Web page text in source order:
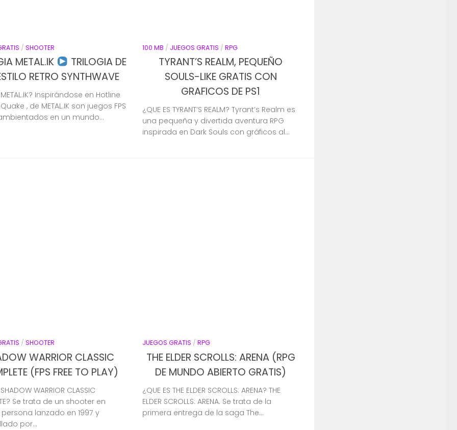
/ SHOOTER
METAL.IK
TRILOGIA DE
RETRO SYNTHWAVE
METAL.IK? Inspirándose en Hotline
, de METAL.IK son juegos FPS
en un mundo...
100 MB / JUEGOS GRATIS / RPG
TYRANT’S REALM, PEQUEÑO
SOULS-LIKE GRATIS CON
GRAFICOS DE PS1
¿QUE ES TYRANT’S REALM? Tyrant’s Realm es
una pequeña y divertida aventura RPG
inspirada en Dark Souls con gráficos al...
/ SHOOTER
WARRIOR CLASSIC
(FPS FREE TO PLAY)
WARRIOR CLASSIC
Se trata de un shooter en
lanzado en 1997 y
por...
JUEGOS GRATIS / RPG
THE ELDER SCROLLS: ARENA (RPG
DE MUNDO ABIERTO GRATIS)
¿QUE ES THE ELDER SCROLLS: ARENA? THE
ELDER SCROLLS: ARENA. Se trata de la
primera entrega de la saga The...